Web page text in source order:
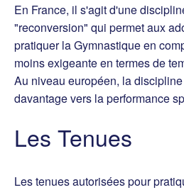
En France, il s'agit d'une
"reconversion" qui permet aux
pratiquer la Gymnastique en
moins exigeante en termes de
Au niveau européen, la
davantage vers la performance
Les Tenues
Les tenues autorisées pour